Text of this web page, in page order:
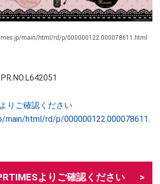
main/html/rd/p/000000122.000078611.html
りご確認ください
main/html/rd/p/000000122.000078611.
よりご確認ください